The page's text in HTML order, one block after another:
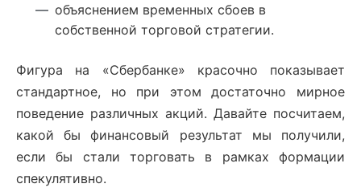
объяснением временных сбоев в
собственной торговой стратегии.
Фигура на «Сбербанке» красочно показывает
стандартное, но при этом достаточно мирное
поведение различных акций. Давайте посчитаем,
какой бы финансовый результат мы получили,
если бы стали торговать в рамках формации
спекулятивно.